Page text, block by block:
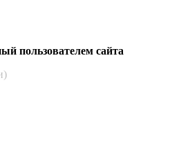
пользователем сайта